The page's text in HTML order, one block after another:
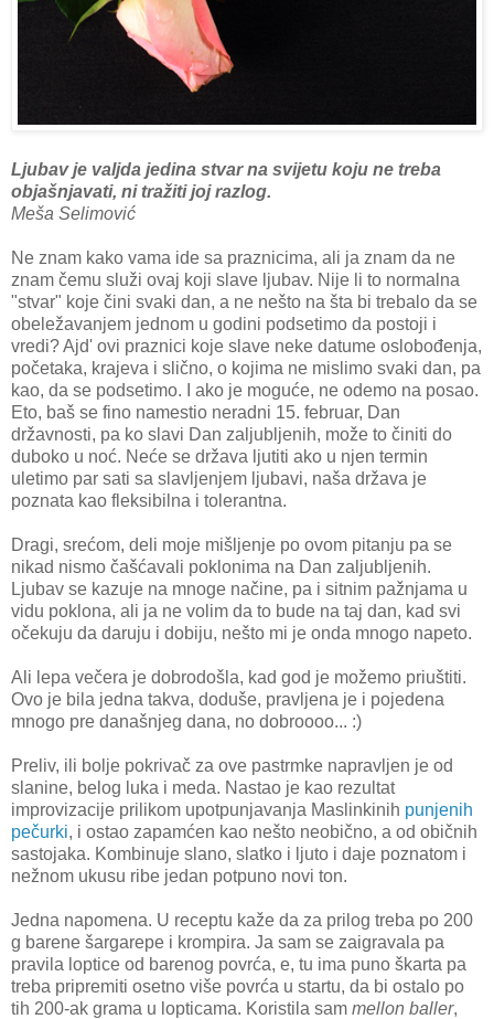
Ljubav je valjda jedina stvar na svijetu koju ne treba
objašnjavati, ni tražiti joj razlog.
Meša Selimović
Ne znam kako vama ide sa praznicima, ali ja znam da ne
znam čemu služi ovaj koji slave ljubav. Nije li to normalna
"stvar" koje čini svaki dan, a ne nešto na šta bi trebalo da se
obeležavanjem jednom u godini podsetimo da postoji i
vredi? Ajd' ovi praznici koje slave neke datume oslobođenja,
početaka, krajeva i slično, o kojima ne mislimo svaki dan, pa
kao, da se podsetimo. I ako je moguće, ne odemo na posao.
Eto, baš se fino namestio neradni 15. februar, Dan
državnosti, pa ko slavi Dan zaljubljenih, može to činiti do
duboko u noć. Neće se država ljutiti ako u njen termin
uletimo par sati sa slavljenjem ljubavi, naša država je
poznata kao fleksibilna i tolerantna.
Dragi, srećom, deli moje mišljenje po ovom pitanju pa se
nikad nismo čašćavali poklonima na Dan zaljubljenih.
Ljubav se kazuje na mnoge načine, pa i sitnim pažnjama u
vidu poklona, ali ja ne volim da to bude na taj dan, kad svi
očekuju da daruju i dobiju, nešto mi je onda mnogo napeto.
Ali lepa večera je dobrodošla, kad god je možemo priuštiti.
Ovo je bila jedna takva, doduše, pravljena je i pojedena
mnogo pre današnjeg dana, no dobroooo... :)
Preliv, ili bolje pokrivač za ove pastrmke napravljen je od
slanine, belog luka i meda. Nastao je kao rezultat
improvizacije prilikom upotpunjavanja Maslinkinih punjenih
pečurki, i ostao zapamćen kao nešto neobično, a od običnih
sastojaka. Kombinuje slano, slatko i ljuto i daje poznatom i
nežnom ukusu ribe jedan potpuno novi ton.
Jedna napomena. U receptu kaže da za prilog treba po 200
g barene šargarepe i krompira. Ja sam se zaigravala pa
pravila loptice od barenog povrća, e, tu ima puno škarta pa
treba pripremiti osetno više povrća u startu, da bi ostalo po
tih 200-ak grama u lopticama. Koristila sam mellon baller,